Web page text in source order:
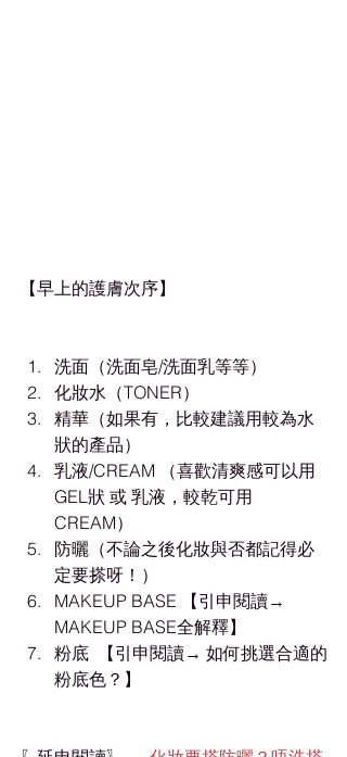
【早上的護膚次序】
洗面（洗面皂/洗面乳等等）
化妝水（TONER）
精華（如果有，比較建議用較為水
狀的產品）
乳液/CREAM （喜歡清爽感可以用
GEL狀 或 乳液，較乾可用
CREAM）
防曬（不論之後化妝與否都記得必
定要搽呀！）
MAKEUP BASE 【引申閱讀→
MAKEUP BASE全解釋】
粉底  【引申閱讀→ 如何挑選合適的
粉底色？】